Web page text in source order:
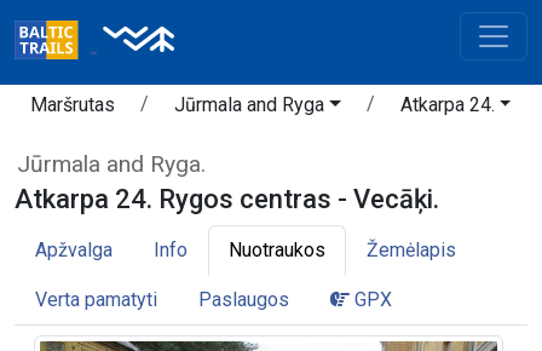
Maršrutas Jūrmala and Ryga Atkarpa 24.
Jūrmala and Ryga.
Atkarpa 24. Rygos centras - Vecāķi.
Apžvalga Info Nuotraukos Žemėlapis
Verta pamatyti Paslaugos GPX